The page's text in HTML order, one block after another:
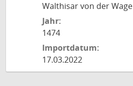
Walthisar von der Wage
Jahr:
1474
Importdatum:
17.03.2022